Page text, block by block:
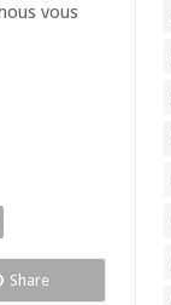
vous
Share